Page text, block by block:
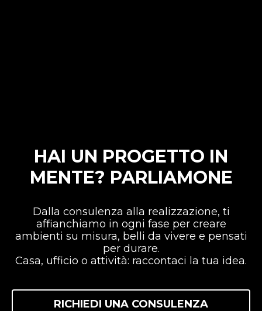
HAI UN PROGETTO IN
MENTE? PARLIAMONE
Dalla consulenza alla realizzazione, ti
affianchiamo in ogni fase per creare
ambienti su misura, belli da vivere e pensati
per durare.
Casa, ufficio o attività: raccontaci la tua idea.
RICHIEDI UNA CONSULENZA